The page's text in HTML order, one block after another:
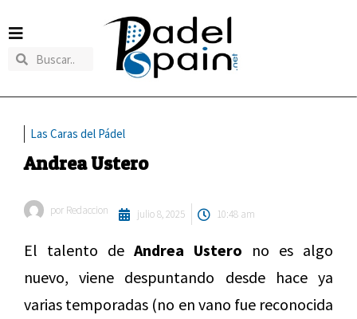
Las Caras del Pádel
Andrea Ustero
por Redaccion julio 8, 2025 10:48 am
El talento de Andrea Ustero no es algo
nuevo, viene despuntando desde hace ya
varias temporadas (no en vano fue reconocida